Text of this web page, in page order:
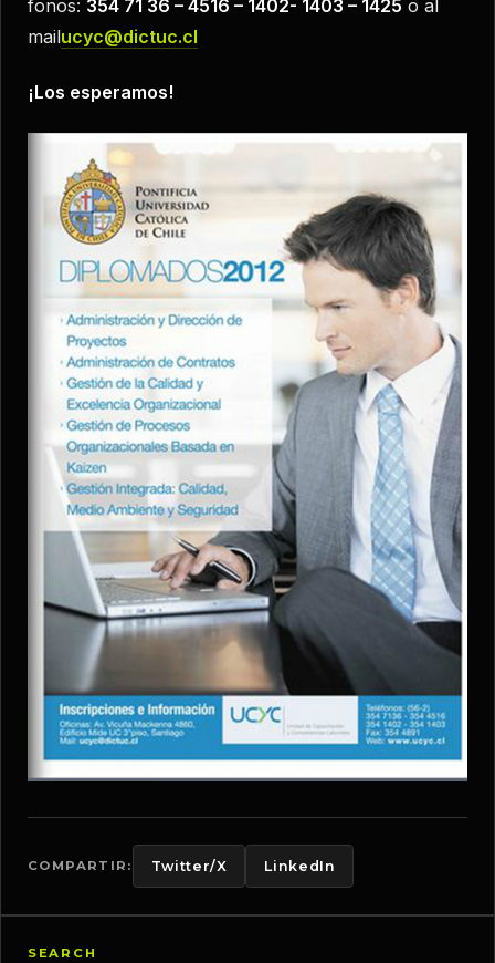
fonos: 354 71 36 – 4516 – 1402- 1403 – 1425 o al
mailucyc@dictuc.cl
¡Los esperamos!
COMPARTIR: Twitter/X LinkedIn
SEARCH